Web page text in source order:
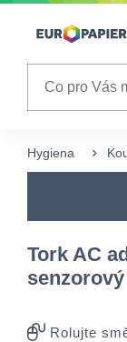
Table Of Content
Často nakupované s
Hygiena
Tork AC
Rolujte